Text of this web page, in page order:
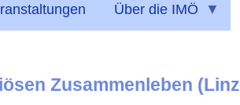
Über die IMÖ
Zusammenleben (Linz